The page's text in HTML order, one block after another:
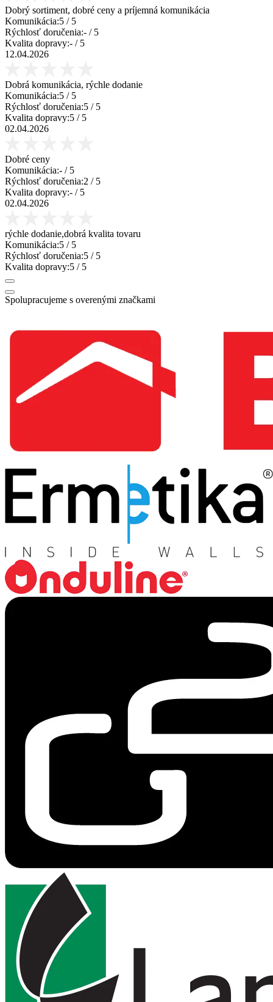
Dobrý sortiment, dobré ceny a príjemná komunikácia
Komunikácia:5 / 5
Rýchlosť doručenia:- / 5
Kvalita dopravy:- / 5
12.04.2026
Dobrá komunikácia, rýchle dodanie
Komunikácia:5 / 5
Rýchlosť doručenia:5 / 5
Kvalita dopravy:5 / 5
02.04.2026
Dobré ceny
Komunikácia:- / 5
Rýchlosť doručenia:2 / 5
Kvalita dopravy:- / 5
02.04.2026
rýchle dodanie,dobrá kvalita tovaru
Komunikácia:5 / 5
Rýchlosť doručenia:5 / 5
Kvalita dopravy:5 / 5
Spolupracujeme s overenými značkami